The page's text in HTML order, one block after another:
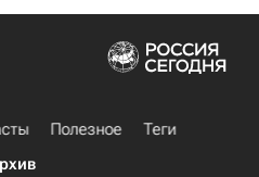
Полезное
Теги